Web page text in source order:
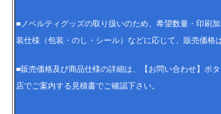
■ノベルティグッズの取り扱いのため、希望数量・印刷
装仕様（包装・のし・シール）などに応じて、販売価格
■販売価格及び商品仕様の詳細は、【お問い合わせ】ボ
店でご案内する見積書でご確認下さい。